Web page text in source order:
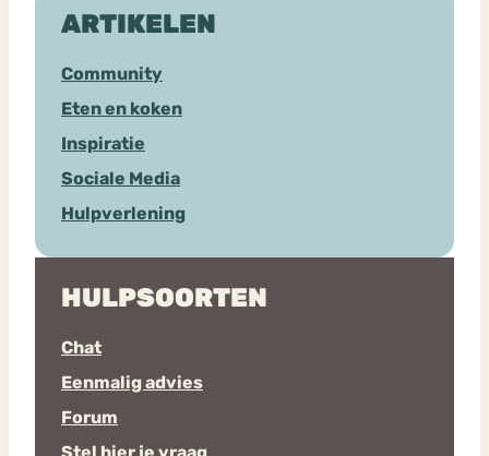
ARTIKELEN
Community
Eten en koken
Inspiratie
Sociale Media
Hulpverlening
HULPSOORTEN
Chat
Eenmalig advies
Forum